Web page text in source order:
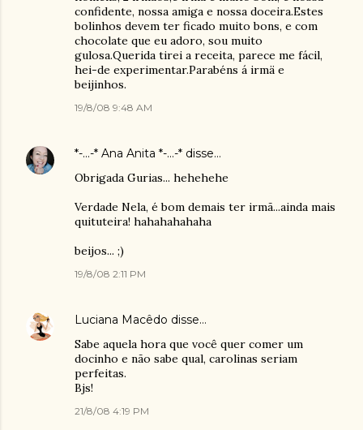
confidente, nossa amiga e nossa doceira.Estes
bolinhos devem ter ficado muito bons, e com
chocolate que eu adoro, sou muito
gulosa.Querida tirei a receita, parece me fácil,
hei-de experimentar.Parabéns á irmä e
beijinhos.
19/8/08 9:48 AM
*-...-* Ana Anita *-...-* disse…
Obrigada Gurias... hehehehe
Verdade Nela, é bom demais ter irmã...ainda mais
quituteira! hahahahahaha
beijos... ;)
19/8/08 2:11 PM
Luciana Macêdo disse…
Sabe aquela hora que você quer comer um
docinho e não sabe qual, carolinas seriam
perfeitas.
Bjs!
21/8/08 4:19 PM